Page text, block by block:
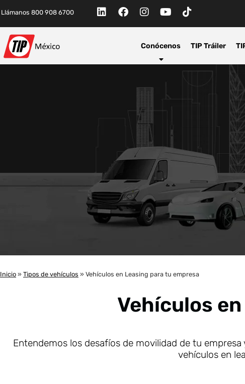
Llámanos 800 908 6700
Conócenos TIP Tráiler
LEASING
Inicio » Tipos de vehículos » Vehículos en Leasing para tu empresa
Vehículos
Entendemos los desafíos de movilidad de tu
vehículos en